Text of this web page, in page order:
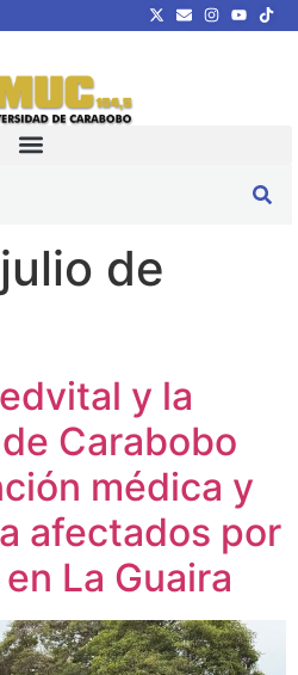
de
y la
Carabobo
médica y
afectados por
La Guaira